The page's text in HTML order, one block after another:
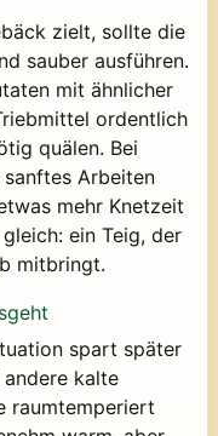
zielt, sollte die
sauber ausführen.
mit ähnlicher
ordentlich
quälen. Bei
Arbeiten
mehr Knetzeit
ein Teig, der
mitbringt.
spart später
kalte
raumtemperiert